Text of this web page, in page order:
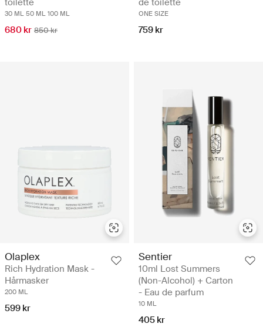
30 ML 50 ML 100 ML
680 kr 850 kr
ONE SIZE
759 kr
Olaplex
Rich Hydration Mask -
Hårmasker
200 ML
599 kr
Sentier
10ml Lost Summers
(Non-Alcohol) + Carton
- Eau de parfum
10 ML
405 kr